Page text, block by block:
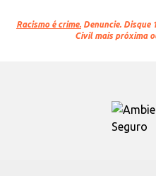
Racismo é crime. Denuncie. Disque
Civil mais próxima